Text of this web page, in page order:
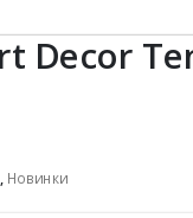
Decor
, Новинки